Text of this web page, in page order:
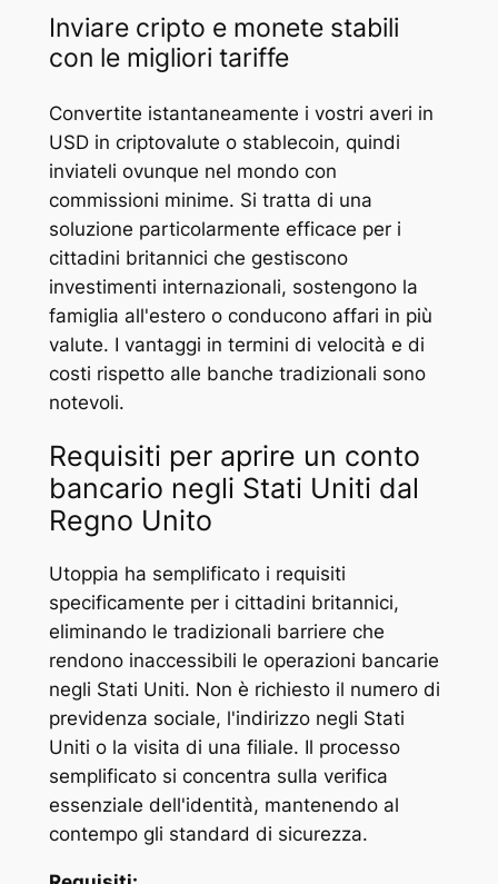
Inviare cripto e monete stabili
con le migliori tariffe
Convertite istantaneamente i vostri averi in
USD in criptovalute o stablecoin, quindi
inviateli ovunque nel mondo con
commissioni minime. Si tratta di una
soluzione particolarmente efficace per i
cittadini britannici che gestiscono
investimenti internazionali, sostengono la
famiglia all'estero o conducono affari in più
valute. I vantaggi in termini di velocità e di
costi rispetto alle banche tradizionali sono
notevoli.
Requisiti per aprire un conto
bancario negli Stati Uniti dal
Regno Unito
Utoppia ha semplificato i requisiti
specificamente per i cittadini britannici,
eliminando le tradizionali barriere che
rendono inaccessibili le operazioni bancarie
negli Stati Uniti. Non è richiesto il numero di
previdenza sociale, l'indirizzo negli Stati
Uniti o la visita di una filiale. Il processo
semplificato si concentra sulla verifica
essenziale dell'identità, mantenendo al
contempo gli standard di sicurezza.